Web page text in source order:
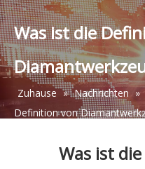
Was ist die
Zuhause » Nachrichten »
Definition von
Was ist